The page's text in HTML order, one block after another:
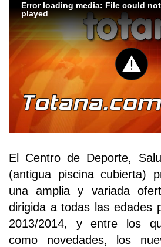
Error loading media: File could
played
El Centro de Deporte,
(antigua piscina cubierta)
una amplia y variada
dirigida a todas las edades
2013/2014, y entre los
como novedades, los